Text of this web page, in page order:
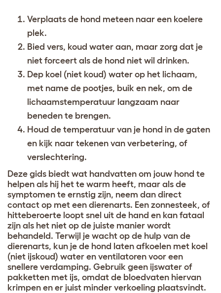
Verplaats de hond meteen naar een koelere
plek.
Bied vers, koud water aan, maar zorg dat je
niet forceert als de hond niet wil drinken.
Dep koel (niet koud) water op het lichaam,
met name de pootjes, buik en nek, om de
lichaamstemperatuur langzaam naar
beneden te brengen.
Houd de temperatuur van je hond in de gaten
en kijk naar tekenen van verbetering, of
verslechtering.
Deze gids biedt wat handvatten om jouw hond te
helpen als hij het te warm heeft, maar als de
symptomen te ernstig zijn, neem dan direct
contact op met een dierenarts. Een zonnesteek, of
hitteberoerte loopt snel uit de hand en kan fataal
zijn als het niet op de juiste manier wordt
behandeld. Terwijl je wacht op de hulp van de
dierenarts, kun je de hond laten afkoelen met koel
(niet ijskoud) water en ventilatoren voor een
snellere verdamping. Gebruik geen ijswater of
pakketten met ijs, omdat de bloedvaten hiervan
krimpen en er juist minder verkoeling plaatsvindt.